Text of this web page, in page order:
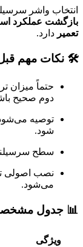
انتخاب واشر
بازگشت عملکرد
تعمیر دارد.
🛠️ نکات مهم
حتماً میزان
دوم صحیح
توصیه
شود.
سطح
نصب اصولی
می‌شود.
📊 جدول
ویژگی